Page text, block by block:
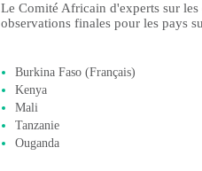
Le Comité Africain d'experts sur
observations finales pour les pays
Burkina Faso (Français)
Kenya
Mali
Tanzanie
Ouganda